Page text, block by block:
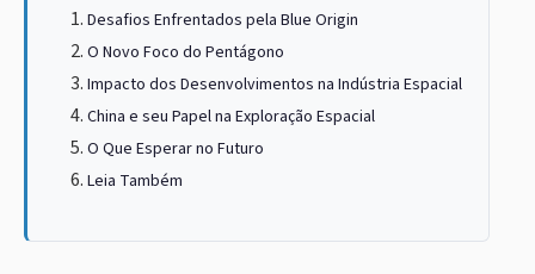
Desafios Enfrentados pela Blue Origin
O Novo Foco do Pentágono
Impacto dos Desenvolvimentos na Indústria Espacial
China e seu Papel na Exploração Espacial
O Que Esperar no Futuro
Leia Também